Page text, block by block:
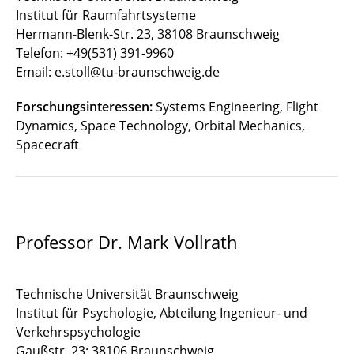
Institut für Raumfahrtsysteme
Hermann-Blenk-Str. 23, 38108 Braunschweig
Telefon: +49(531) 391-9960
Email: e.stoll@tu-braunschweig.de
Forschungsinteressen:Systems Engineering, Flight
Dynamics, Space Technology, Orbital Mechanics,
Spacecraft
Professor Dr. Mark Vollrath
Technische Universität Braunschweig
Institut für Psychologie, Abteilung Ingenieur- und
Verkehrspsychologie